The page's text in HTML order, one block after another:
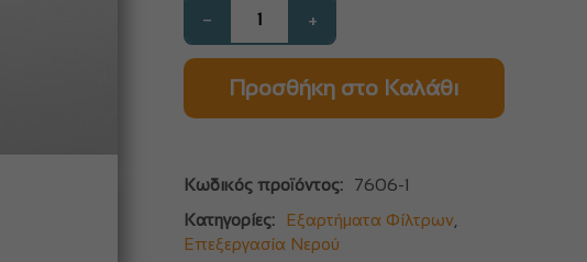
− +
Προσθήκη στο Καλάθι
Κωδικός προϊόντος:
7606-1
Κατηγορίες:
Εξαρτήματα Φίλτρων,
Επεξεργασία Νερού